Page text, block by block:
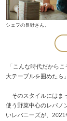
シェフの長野さん。
「こんな時代だから
大テーブルを囲めたら
そのスタイルにはま
使う野菜中心のレバノ
いレバニーズが、2021